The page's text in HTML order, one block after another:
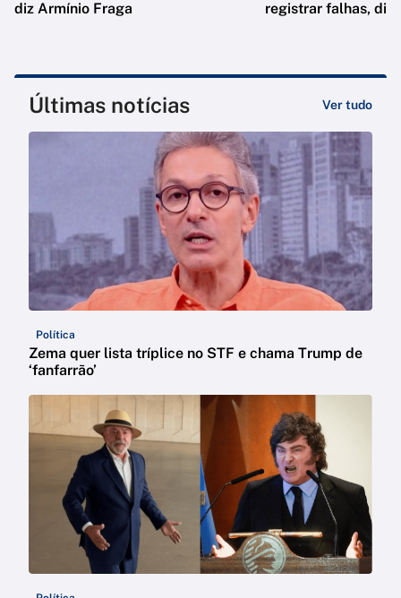
diz Armínio Fraga
registrar falhas, diz
Últimas notícias Ver tudo
Política
Zema quer lista tríplice no STF e chama Trump de
‘fanfarrão’